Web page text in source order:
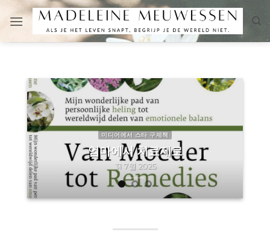
content
미디어에서 스타 구제책
엄마에서 치료제로
31 7월 2025